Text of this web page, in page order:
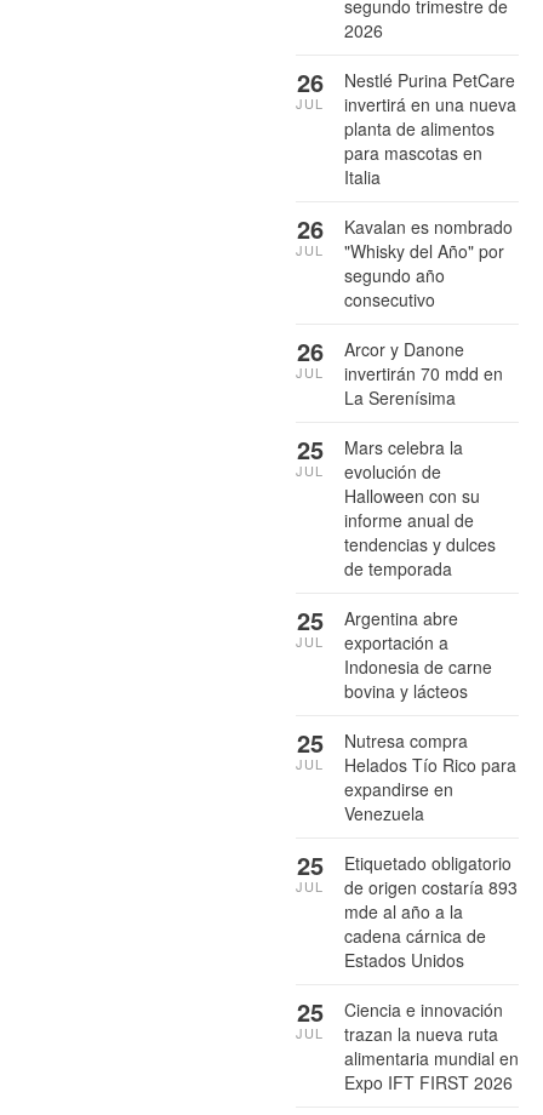
segundo trimestre de
2026
Nestlé Purina PetCare
invertirá en una nueva
planta de alimentos
para mascotas en
Italia
26
JUL
Kavalan es nombrado
"Whisky del Año" por
segundo año
consecutivo
26
JUL
Arcor y Danone
invertirán 70 mdd en
La Serenísima
26
JUL
Mars celebra la
evolución de
Halloween con su
informe anual de
tendencias y dulces
de temporada
25
JUL
Argentina abre
exportación a
Indonesia de carne
bovina y lácteos
25
JUL
Nutresa compra
Helados Tío Rico para
expandirse en
Venezuela
25
JUL
Etiquetado obligatorio
de origen costaría 893
mde al año a la
cadena cárnica de
Estados Unidos
25
JUL
Ciencia e innovación
trazan la nueva ruta
alimentaria mundial en
Expo IFT FIRST 2026
25
JUL